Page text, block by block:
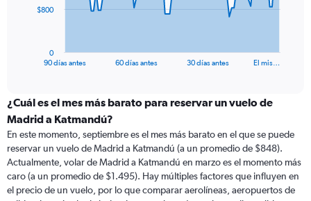
The
categories.
Range:
categories.
The
chart
has
1
90 días antes 60 días antes 30 días antes El mis…
0
$800
¿Cuál es el mes más barato para reservar un vuelo de
Madrid a Katmandú?
En este momento, septiembre es el mes más barato en el que se puede
reservar un vuelo de Madrid a Katmandú (a un promedio de $848).
Actualmente, volar de Madrid a Katmandú en marzo es el momento más
caro (a un promedio de $1.495). Hay múltiples factores que influyen en
el precio de un vuelo, por lo que comparar aerolíneas, aeropuertos de